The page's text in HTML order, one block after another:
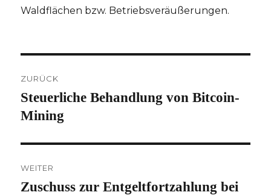
Waldflächen bzw. Betriebsveräußerungen.
ZURÜCK
Vorheriger
Beitrag:
Steuerliche Behandlung von Bitcoin-
Mining
WEITER
Nächster
Zuschuss zur Entgeltfortzahlung bei